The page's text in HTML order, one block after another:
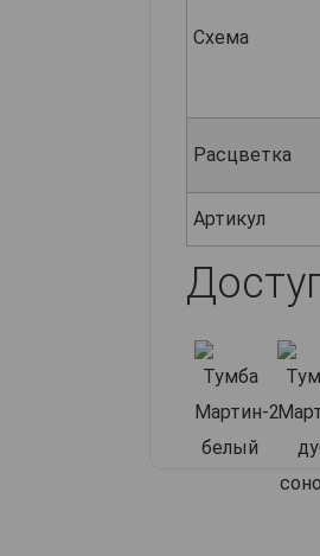
Схема
Расцветка
Артикул